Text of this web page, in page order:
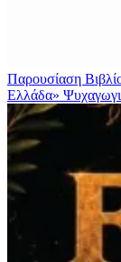
Παρουσίαση
Ελλάδα»